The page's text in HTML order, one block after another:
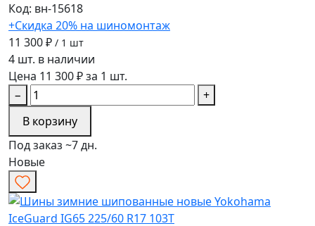
Код: вн-15618
+Скидка 20% на шиномонтаж
11 300 ₽ / 1 шт
4 шт. в наличии
Цена 11 300 ₽ за 1 шт.
−
+
В корзину
Под заказ ~7 дн.
Новые